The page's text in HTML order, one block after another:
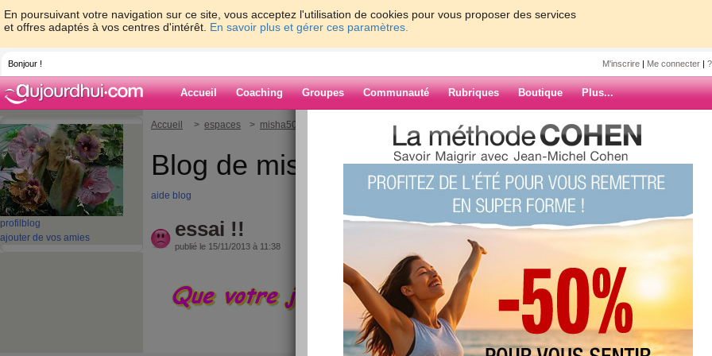
En poursuivant votre navigation sur ce site, vous acceptez l'utilisation de cookies pour vous proposer des services
et offres adaptés à vos centres d'intérêt. En savoir plus et gérer ces paramètres.
Bonjour ! M'inscrire | Me connecter |
Accueil Coaching Groupes Communauté Rubriques Boutique Plus...
profil blog
ajouter de vos amies
Accueil > espaces > misha50
Blog de misha50
aide blog
essai !!
publié le 15/11/2013 à 11:38
ARCHIVES